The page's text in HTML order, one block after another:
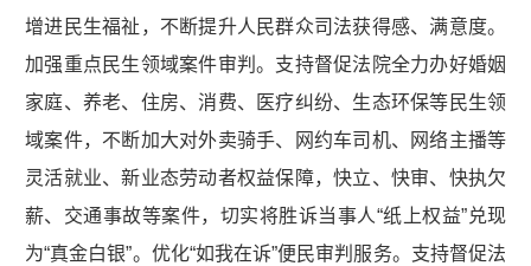
增进民生福祉，不断提升人民群众司法获得感、满意度。
加强重点民生领域案件审判。支持督促法院全力办好婚姻
家庭、养老、住房、消费、医疗纠纷、生态环保等民生领
域案件，不断加大对外卖骑手、网约车司机、网络主播等
灵活就业、新业态劳动者权益保障，快立、快审、快执欠
薪、交通事故等案件，切实将胜诉当事人“纸上权益”兑现
为“真金白银”。优化“如我在诉”便民审判服务。支持督促法